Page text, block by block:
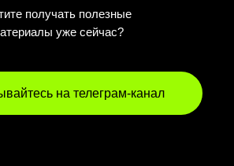
на телеграм-канал
получать полезные
уже сейчас?